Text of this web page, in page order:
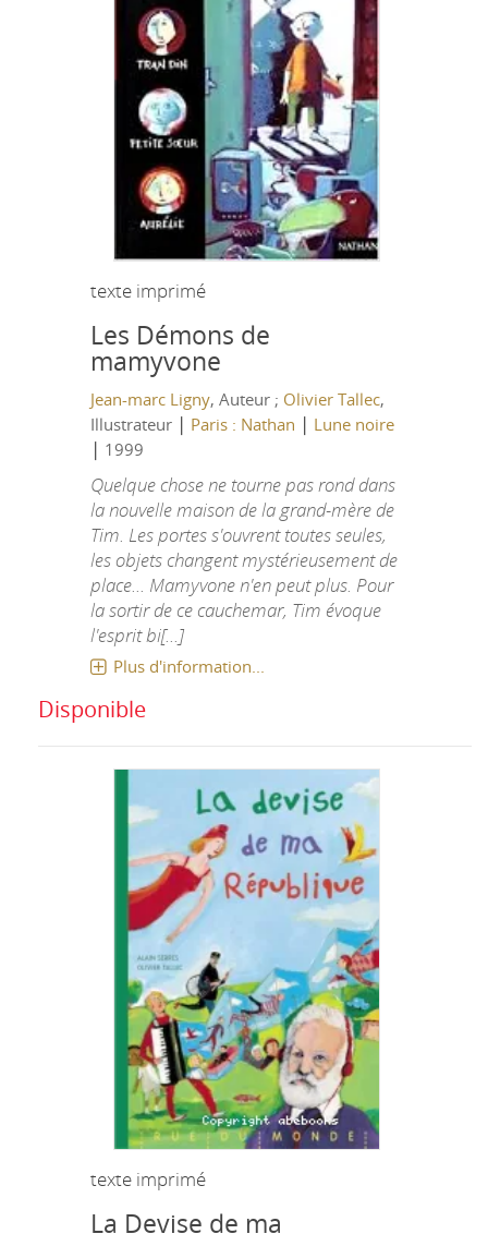
texte imprimé
Les Démons de
mamyvone
Jean-marc Ligny, Auteur ; Olivier Tallec,
Illustrateur | Paris : Nathan | Lune noire
| 1999
Quelque chose ne tourne pas rond dans
la nouvelle maison de la grand-mère de
Tim. Les portes s'ouvrent toutes seules,
les objets changent mystérieusement de
place... Mamyvone n'en peut plus. Pour
la sortir de ce cauchemar, Tim évoque
l'esprit bi[...]
Plus d'information...
Disponible
texte imprimé
La Devise de ma